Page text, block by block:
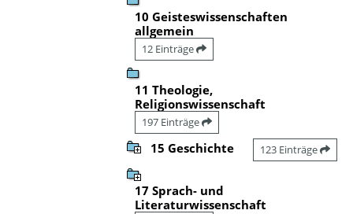
10 Geisteswissenschaften
allgemein
12 Einträge
11 Theologie,
Religionswissenschaft
197 Einträge
15 Geschichte 123 Einträge
17 Sprach- und
Literaturwissenschaft